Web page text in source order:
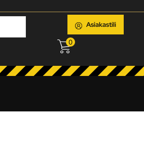
Asiakastili
0